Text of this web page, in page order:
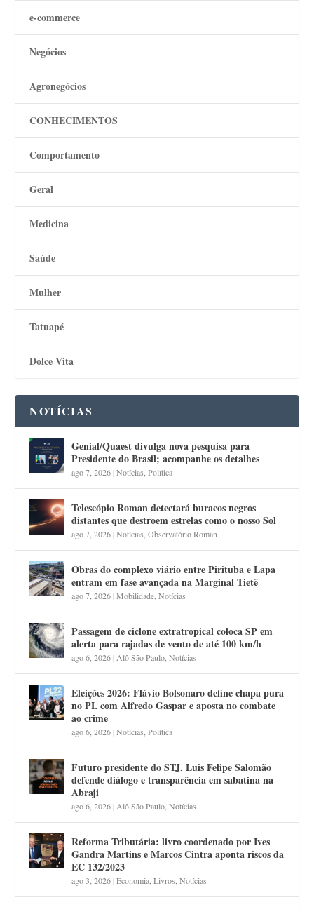
e-commerce
Negócios
Agronegócios
CONHECIMENTOS
Comportamento
Geral
Medicina
Saúde
Mulher
Tatuapé
Dolce Vita
NOTÍCIAS
Genial/Quaest divulga nova pesquisa para
Presidente do Brasil; acompanhe os detalhes
ago 7, 2026|Notícias ,Política
Telescópio Roman detectará buracos negros
distantes que destroem estrelas como o nosso Sol
ago 7, 2026|Notícias ,Observatório Roman
Obras do complexo viário entre Pirituba e Lapa
entram em fase avançada na Marginal Tietê
ago 7, 2026|Mobilidade ,Notícias
Passagem de ciclone extratropical coloca SP em
alerta para rajadas de vento de até 100 km/h
ago 6, 2026| Alô São Paulo ,Notícias
Eleições 2026: Flávio Bolsonaro define chapa pura
no PL com Alfredo Gaspar e aposta no combate
ao crime
ago 6, 2026|Notícias ,Política
Futuro presidente do STJ, Luis Felipe Salomão
defende diálogo e transparência em sabatina na
Abraji
ago 6, 2026| Alô São Paulo ,Notícias
Reforma Tributária: livro coordenado por Ives
Gandra Martins e Marcos Cintra aponta riscos da
EC 132/2023
ago 3, 2026|Economia ,Livros ,Notícias